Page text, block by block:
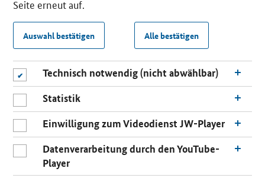
Seite erneut auf.
Auswahl bestätigen Alle bestätigen
Technisch notwendig (nicht abwählbar)
Statistik
Einwilligung zum Videodienst JW-Player
Datenverarbeitung durch den YouTube-
Player